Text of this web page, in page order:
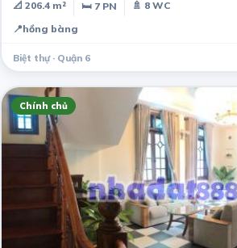
📐 206.4 m² 🛏 7 PN
🚿 8 WC
📍hồng bàng
Biệt thự · Quận 6
Chính chủ